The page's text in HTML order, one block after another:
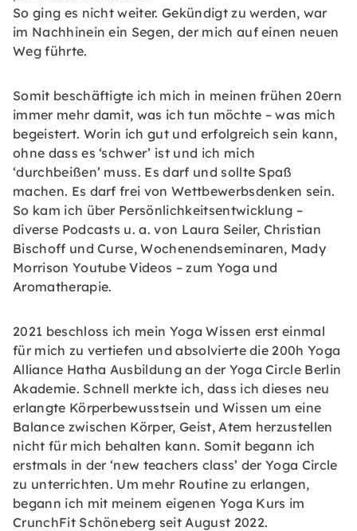
So ging es nicht weiter. Gekündigt zu werden, war
im Nachhinein ein Segen, der mich auf einen neuen
Weg führte.
Somit beschäftigte ich mich in meinen frühen 20ern
immer mehr damit, was ich tun möchte – was mich
begeistert. Worin ich gut und erfolgreich sein kann,
ohne dass es ‘schwer’ ist und ich mich
‘durchbeißen’ muss. Es darf und sollte Spaß
machen. Es darf frei von Wettbewerbsdenken sein.
So kam ich über Persönlichkeitsentwicklung –
diverse Podcasts u. a. von Laura Seiler, Christian
Bischoff und Curse, Wochenendseminaren, Mady
Morrison Youtube Videos – zum Yoga und
Aromatherapie.
2021 beschloss ich mein Yoga Wissen erst einmal
für mich zu vertiefen und absolvierte die 200h Yoga
Alliance Hatha Ausbildung an der Yoga Circle Berlin
Akademie. Schnell merkte ich, dass ich dieses neu
erlangte Körperbewusstsein und Wissen um eine
Balance zwischen Körper, Geist, Atem herzustellen
nicht für mich behalten kann. Somit begann ich
erstmals in der ‘new teachers class’ der Yoga Circle
zu unterrichten. Um mehr Routine zu erlangen,
begann ich mit meinem eigenen Yoga Kurs im
CrunchFit Schöneberg seit August 2022.